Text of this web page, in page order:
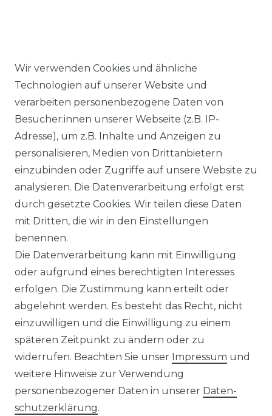
Ähnlicher Artikel
Redmond - Casual Fit - Herren
Cardigan College Strickjacke
in verschiedenen Farben
(Art.Nr.: 627)
UVP 59,99 €
ab 58,99 € *
Impressum Daten­schutz­erklärung
Wir verwenden Cookies und ähnliche
Technologien auf unserer Website und
verarbeiten personenbezogene Daten von
Besucher:innen unserer Webseite (z.B. IP-
Adresse), um z.B. Inhalte und Anzeigen zu
personalisieren, Medien von Drittanbietern
einzubinden oder Zugriffe auf unsere Website zu
analysieren. Die Datenverarbeitung erfolgt erst
durch gesetzte Cookies. Wir teilen diese Daten
mit Dritten, die wir in den Einstellungen
benennen.
Die Datenverarbeitung kann mit Einwilligung
oder aufgrund eines berechtigten Interesses
erfolgen. Die Zustimmung kann erteilt oder
abgelehnt werden. Es besteht das Recht, nicht
einzuwilligen und die Einwilligung zu einem
späteren Zeitpunkt zu ändern oder zu
widerrufen. Beachten Sie unser Impressum und
weitere Hinweise zur Verwendung
personenbezogener Daten in unserer Daten­
schutz­erklärung.